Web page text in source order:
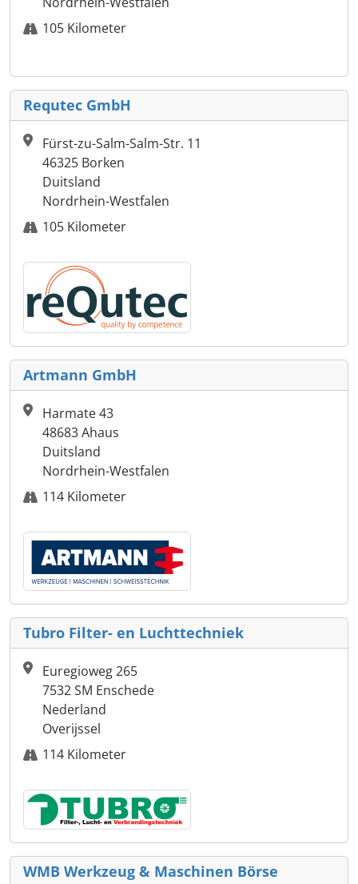
105 Kilometer
Requtec GmbH
Fürst-zu-Salm-Salm-Str. 11
46325 Borken
Duitsland
Nordrhein-Westfalen
105 Kilometer
Artmann GmbH
Harmate 43
48683 Ahaus
Duitsland
Nordrhein-Westfalen
114 Kilometer
Tubro Filter- en Luchttechniek
Euregioweg 265
7532 SM Enschede
Nederland
Overijssel
114 Kilometer
WMB Werkzeug & Maschinen Börse